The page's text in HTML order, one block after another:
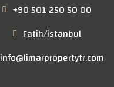
+90 501 250 50 00
Fatih/istanbul
info@limarpropertytr.com